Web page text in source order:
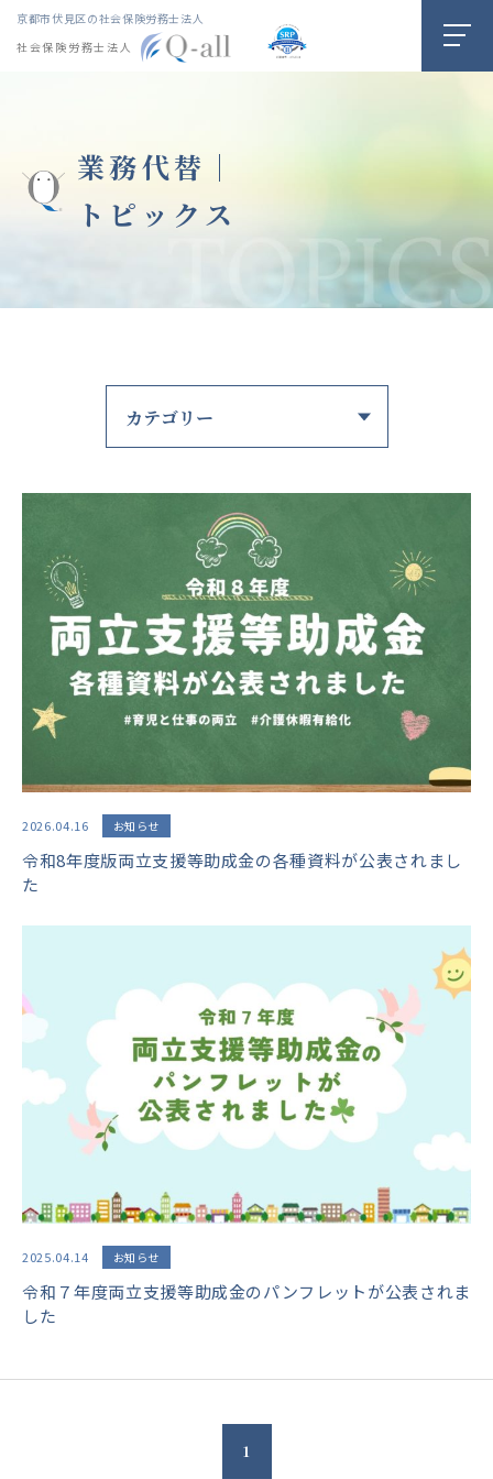
京都市伏見区の社会保険労務士法人
社会保険労務士法人
業務代替｜
トピックス
2026.04.16 お知らせ
令和8年度版両立支援等助成金の各種資料が公表されまし
た
2025.04.14 お知らせ
令和７年度両立支援等助成金のパンフレットが公表されま
した
1